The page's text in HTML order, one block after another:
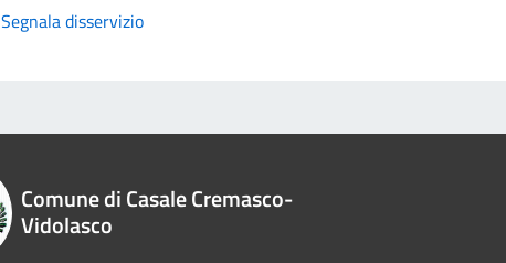
Segnala disservizio
Comune di Casale Cremasco-
Vidolasco